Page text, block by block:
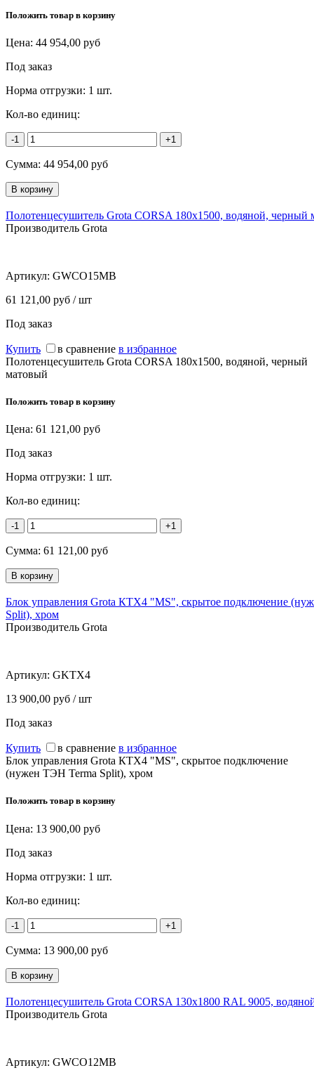
Положить товар в корзину
Цена: 44 954,00 руб
Под заказ
Норма отгрузки: 1 шт.
Кол-во единиц:
-1 +1
Сумма: 44 954,00 руб
Полотенцесушитель Grota CORSA 180х1500, водяной, черный
Производитель Grota
Артикул: GWCO15MB
61 121,00 руб / шт
Под заказ
Купить в сравнение в избранное
Полотенцесушитель Grota CORSA 180х1500, водяной, черный
матовый
Положить товар в корзину
Цена: 61 121,00 руб
Под заказ
Норма отгрузки: 1 шт.
Кол-во единиц:
-1 +1
Сумма: 61 121,00 руб
Блок управления Grota КТХ4 "MS", скрытое подключение
Split), хром
Производитель Grota
Артикул: GKTX4
13 900,00 руб / шт
Под заказ
Купить в сравнение в избранное
Блок управления Grota КТХ4 "MS", скрытое подключение
(нужен ТЭН Terma Split), хром
Положить товар в корзину
Цена: 13 900,00 руб
Под заказ
Норма отгрузки: 1 шт.
Кол-во единиц:
-1 +1
Сумма: 13 900,00 руб
Полотенцесушитель Grota CORSA 130х1800 RAL 9005,
Производитель Grota
Артикул: GWCO12MB